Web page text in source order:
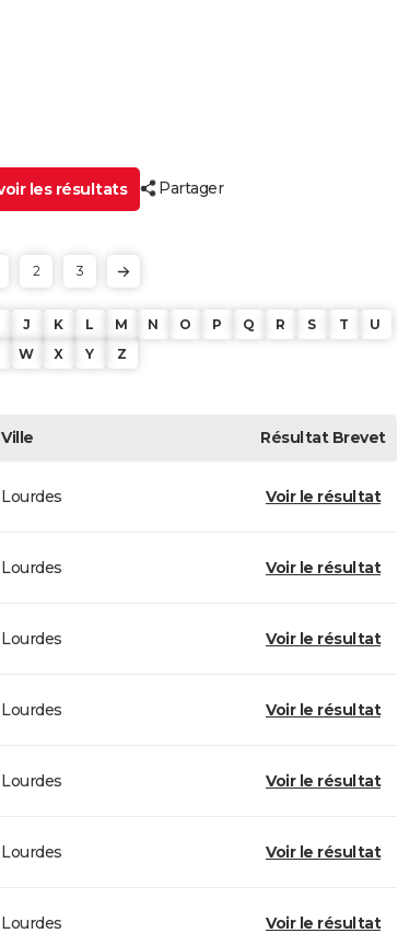
les résultats Partager
2 3
J K L M N O P Q R S T
U
W X Y Z
Ville RésultatBrevet
Lourdes Voir le résultat
Lourdes Voir le résultat
Lourdes Voir le résultat
Lourdes Voir le résultat
Lourdes Voir le résultat
Lourdes Voir le résultat
Lourdes Voir le résultat